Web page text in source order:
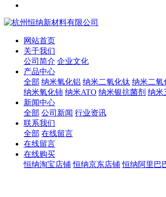
网站首页
关于我们
公司简介 企业文化
产品中心
全部 纳米氧化铝 纳米二氧化钛 纳米二氧
纳米氧化铈 纳米ATO 纳米银抗菌剂 纳米
新闻中心
全部 公司新闻 行业资讯
联系我们
全部 在线留言
在线留言
在线购买
恒纳淘宝店铺 恒纳京东店铺 恒纳阿里巴